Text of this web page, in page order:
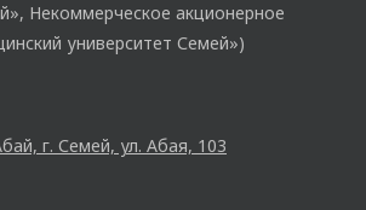
Некоммерческое акционерное
университет Семей»)
г. Семей, ул. Абая, 103